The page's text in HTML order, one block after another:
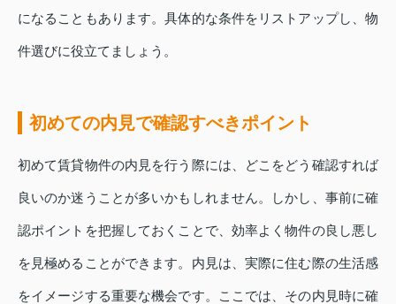
になることもあります。具体的な条件をリストアップし、物
件選びに役立てましょう。
初めての内見で確認すべきポイント
初めて賃貸物件の内見を行う際には、どこをどう確認すれば
良いのか迷うことが多いかもしれません。しかし、事前に確
認ポイントを把握しておくことで、効率よく物件の良し悪し
を見極めることができます。内見は、実際に住む際の生活感
をイメージする重要な機会です。ここでは、その内見時に確